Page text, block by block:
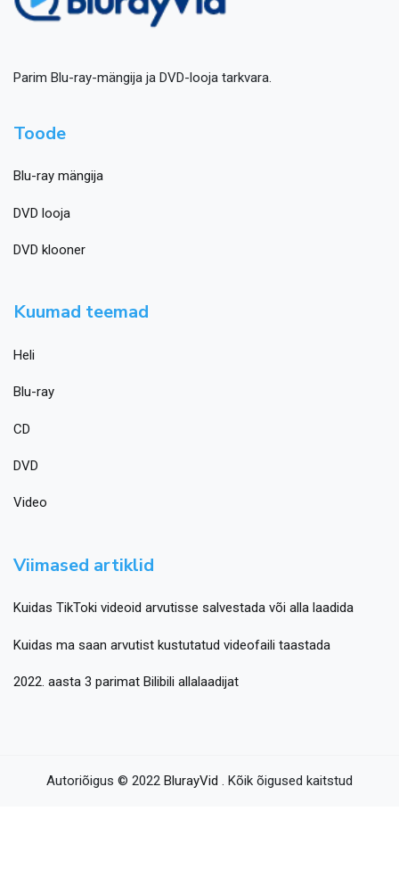
Parim Blu-ray-mängija ja DVD-looja tarkvara.
Toode
Blu-ray mängija
DVD looja
DVD klooner
Kuumad teemad
Heli
Blu-ray
CD
DVD
Video
Viimased artiklid
Kuidas TikToki videoid arvutisse salvestada või alla laadida
Kuidas ma saan arvutist kustutatud videofaili taastada
2022. aasta 3 parimat Bilibili allalaadijat
Autoriõigus © 2022 BlurayVid . Kõik õigused kaitstud